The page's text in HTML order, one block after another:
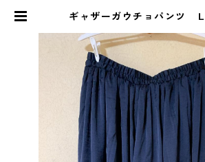
ギャザーガウチョパンツ
RODUCE